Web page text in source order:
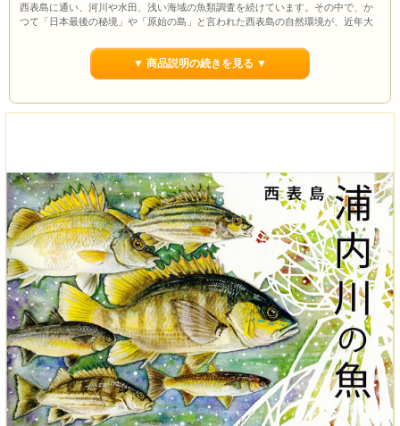
西表島に通い、河川や水田、浅い海域の魚類調査を続けています。その中で、か
つて「日本最後の秘境」や「原始の島」と言われた西表島の自然環境が、近年大
本書では、西表島で最も豊かな浦内川の魚たちの特徴や、浦内川にすむユニーク
な魚たちを紹介しています。この奇跡の川の魚たちをみなさんに知ってもらうこ
ページの一部をご紹介
▼ 商品説明の続きを見る ▼